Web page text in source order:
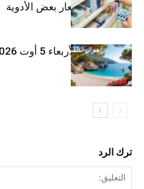
الأخيرة في أسعار بعض الأدوية
طقس اليوم الأربعاء 5 أوت 2026
ترك الرد